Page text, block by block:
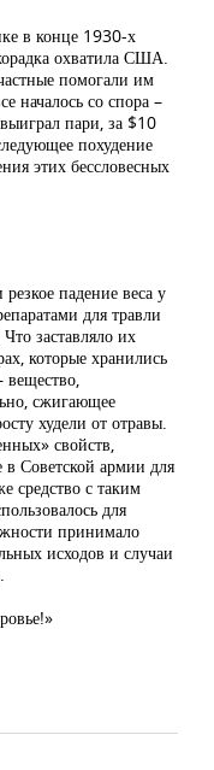
в конце 1930-х
охватила США.
помогали им
началось со спора –
пари, за $10
похудение
этих бессловесных
падение веса у
для травли
заставляло их
которые хранились
вещество,
сжигающее
худели от отравы.
свойств,
в Советской армии для
средство с таким
для
принимало
исходов и случаи